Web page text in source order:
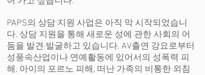
PAPS의 상담 지원 사업은 아직 막 시작되었습니
다. 상담 지원을 통해 새로운 성에 관한 사회의 어
둠을 발견·발굴하고 있습니다. AV출연 강요로부터
성풍속산업이나 연예활동에 있어서의 성폭력 피
해, 아이의 포르노 피해, 떠난 가족의 비통한 외침